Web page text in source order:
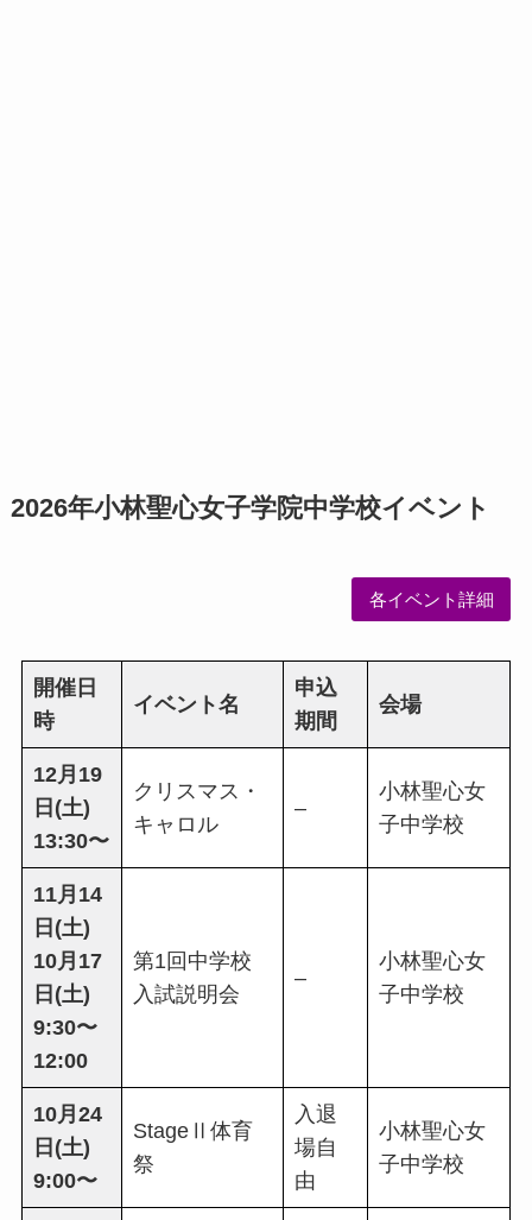
2026年小林聖心女子学院中学校イベント
各イベント詳細
開催日
時
イベント名
申込
期間
会場
12月19
日(土)
13:30〜
クリスマス・
キャロル
–
小林聖心女
子中学校
11月14
日(土)
10月17
日(土)
9:30〜
12:00
第1回中学校
入試説明会
–
小林聖心女
子中学校
10月24
日(土)
9:00〜
StageⅡ体育
祭
入退
場自
由
小林聖心女
子中学校